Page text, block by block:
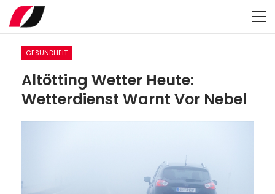
GESUNDHEIT
Altötting Wetter Heute:
Wetterdienst Warnt Vor Nebel